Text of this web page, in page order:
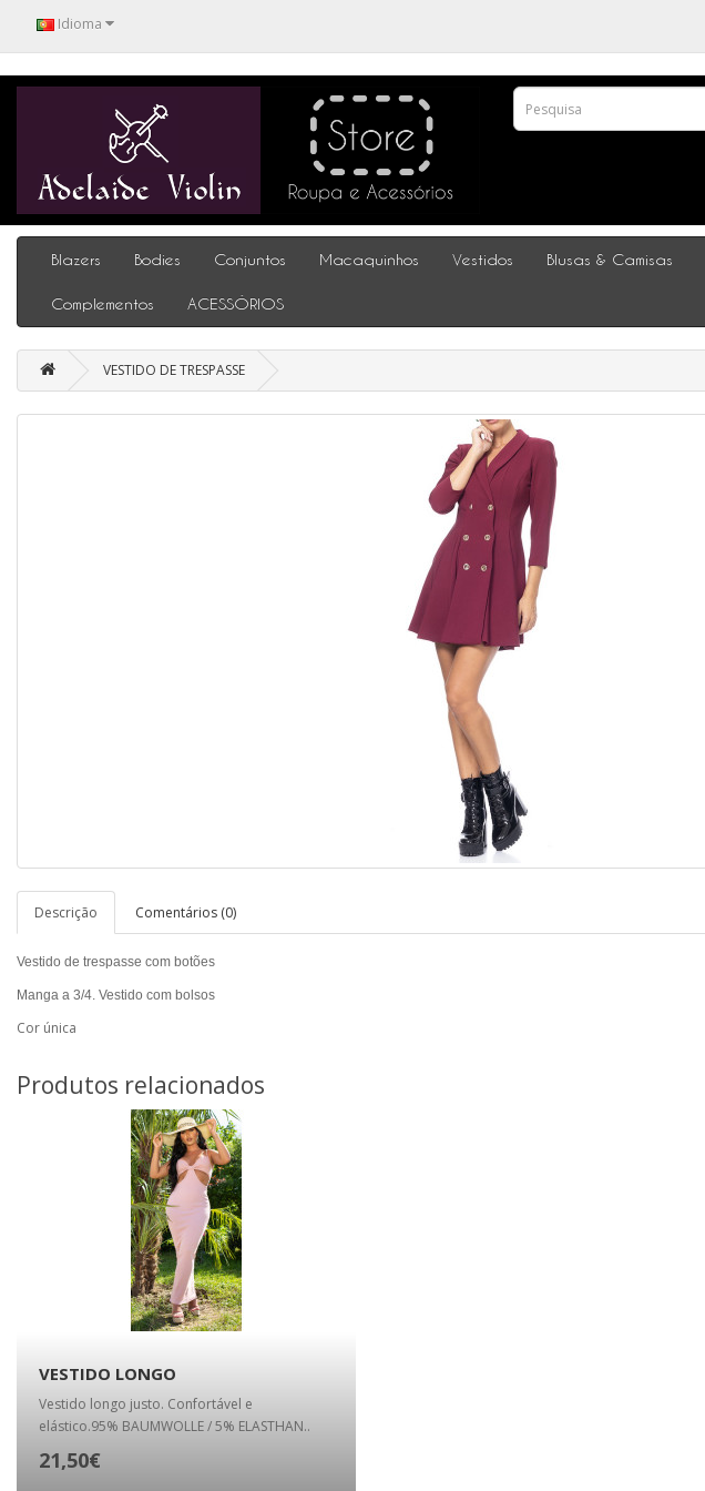
Idioma
Blazers Bodies Conjuntos Macaquinhos Vestidos Blusas & Camisas
Complementos ACESSÓRIOS
VESTIDO DE TRESPASSE
Descrição Comentários (0)
Vestido de trespasse com botões
Manga a 3/4. Vestido com bolsos
Cor única
Produtos relacionados
VESTIDO LONGO
Vestido longo justo. Confortável e
elástico.95% BAUMWOLLE / 5% ELASTHAN..
21,50€